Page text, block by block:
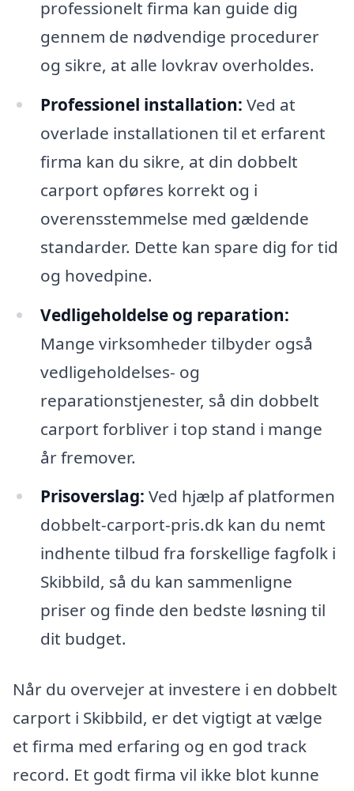
professionelt firma kan guide dig
gennem de nødvendige procedurer
og sikre, at alle lovkrav overholdes.
Professionel installation: Ved at
overlade installationen til et erfarent
firma kan du sikre, at din dobbelt
carport opføres korrekt og i
overensstemmelse med gældende
standarder. Dette kan spare dig for tid
og hovedpine.
Vedligeholdelse og reparation:
Mange virksomheder tilbyder også
vedligeholdelses- og
reparationstjenester, så din dobbelt
carport forbliver i top stand i mange
år fremover.
Prisoverslag: Ved hjælp af platformen
dobbelt-carport-pris.dk kan du nemt
indhente tilbud fra forskellige fagfolk i
Skibbild, så du kan sammenligne
priser og finde den bedste løsning til
dit budget.
Når du overvejer at investere i en dobbelt
carport i Skibbild, er det vigtigt at vælge
et firma med erfaring og en god track
record. Et godt firma vil ikke blot kunne